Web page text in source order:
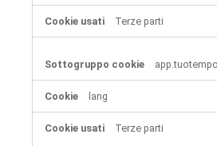
Terze parti
lang
Terze parti